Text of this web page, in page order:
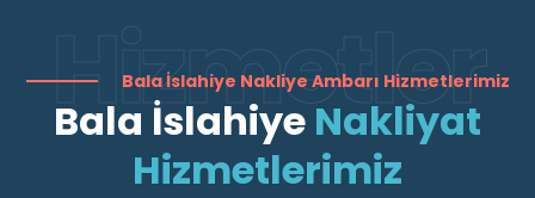
Hizmetler
Bala İslahiye Nakliye Ambarı Hizmetlerimiz
Bala İslahiye Nakliyat
Hizmetlerimiz